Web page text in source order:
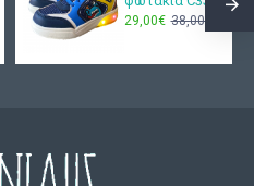
29,00€ 38,00€